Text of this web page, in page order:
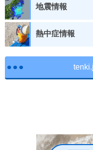
地震情報
熱中症情報